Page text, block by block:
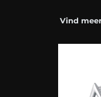
Vind